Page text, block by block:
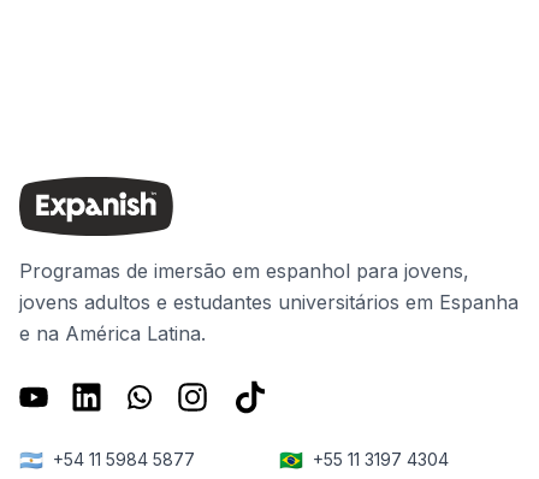
Programas de imersão em espanhol para jovens,
jovens adultos e estudantes universitários em Espanha
e na América Latina.
🇦🇷 +54 11 5984 5877 🇧🇷 +55 11 3197 4304